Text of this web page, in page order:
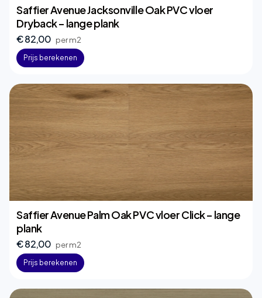
Saffier Avenue Jacksonville Oak PVC vloer
Dryback – lange plank
€ 82,00 per m2
Prijs berekenen
Saffier Avenue Palm Oak PVC vloer Click – lange
plank
€ 82,00 per m2
Prijs berekenen